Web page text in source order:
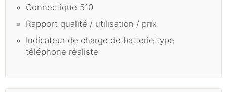
Connectique 510
Rapport qualité / utilisation / prix
Indicateur de charge de batterie type
téléphone réaliste